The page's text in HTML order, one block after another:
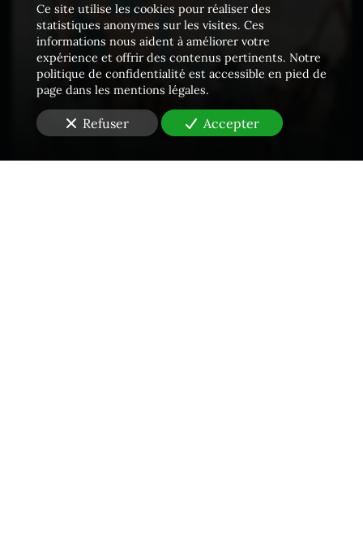
Ce site utilise les cookies pour réaliser des
statistiques anonymes sur les visites. Ces
informations nous aident à améliorer votre
expérience et offrir des contenus pertinents. Notre
politique de confidentialité est accessible en pied de
page dans les mentions légales.
Refuser Accepter